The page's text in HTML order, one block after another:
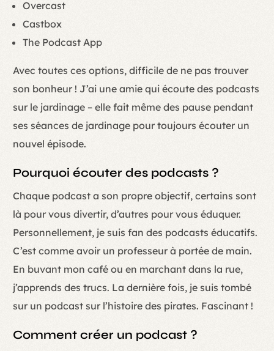
Overcast
Castbox
The Podcast App
Avec toutes ces options, difficile de ne pas trouver
son bonheur ! J’ai une amie qui écoute des podcasts
sur le jardinage – elle fait même des pause pendant
ses séances de jardinage pour toujours écouter un
nouvel épisode.
Pourquoi écouter des podcasts ?
Chaque podcast a son propre objectif, certains sont
là pour vous divertir, d’autres pour vous éduquer.
Personnellement, je suis fan des podcasts éducatifs.
C’est comme avoir un professeur à portée de main.
En buvant mon café ou en marchant dans la rue,
j’apprends des trucs. La dernière fois, je suis tombé
sur un podcast sur l’histoire des pirates. Fascinant !
Comment créer un podcast ?